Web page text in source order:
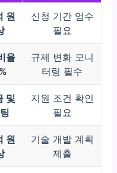
원
신청 기간 엄수
필요
율
규제 변화 모니
터링 필수
및
지원 조건 확인
필요
원
기술 개발 계획
제출